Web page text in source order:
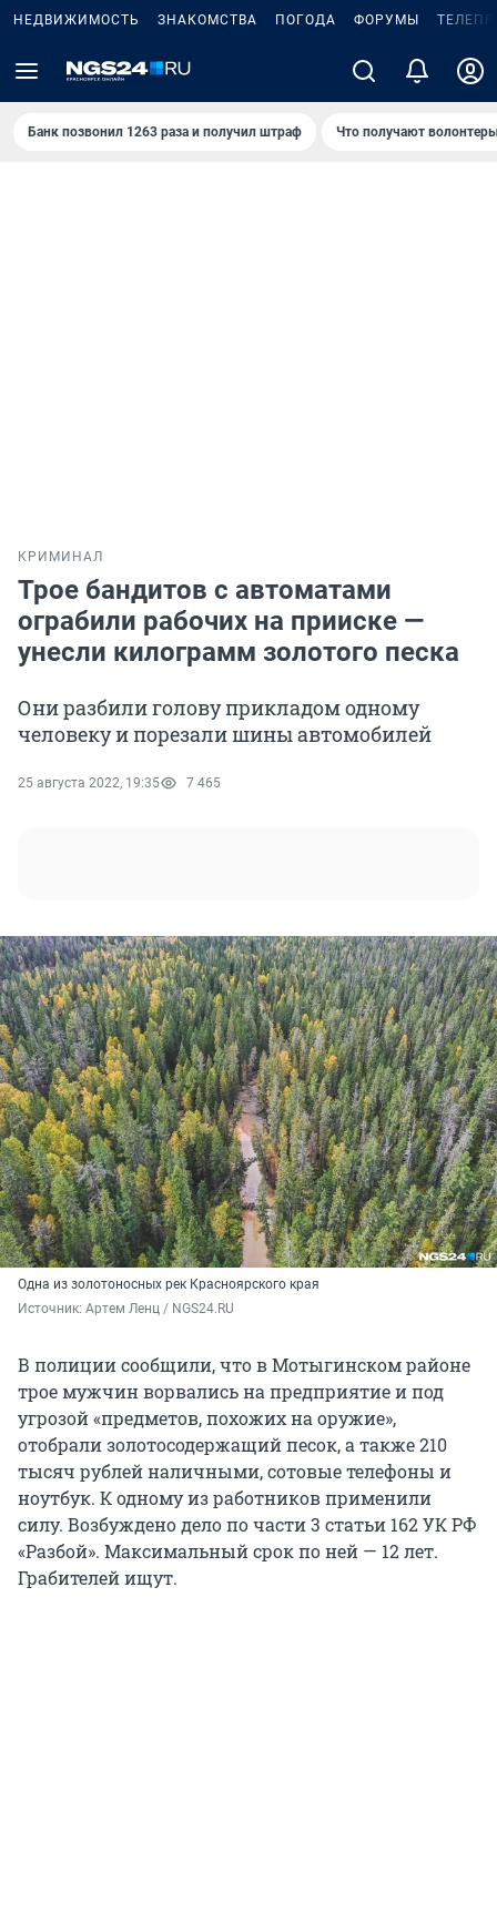
НЕДВИЖИМОСТЬ ЗНАКОМСТВА ПОГОДА ФОРУМЫ
Банк позвонил 1263 раза и получил штраф Что получают
КРИМИНАЛ
Трое бандитов с автоматами
ограбили рабочих на прииске —
унесли килограмм золотого песка
Они разбили голову прикладом одному
человеку и порезали шины автомобилей
25 августа 2022, 19:35 7 465
Одна из золотоносных рек Красноярского края
Источник: Артем Ленц / NGS24.RU
В полиции сообщили, что в Мотыгинском районе
трое мужчин ворвались на предприятие и под
угрозой «предметов, похожих на оружие»,
отобрали золотосодержащий песок, а также 210
тысяч рублей наличными, сотовые телефоны и
ноутбук. К одному из работников применили
силу. Возбуждено дело по части 3 статьи 162 УК РФ
«Разбой». Максимальный срок по ней — 12 лет.
Грабителей ищут.